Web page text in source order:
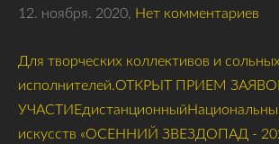
12. ноября. 2020, Нет комментариев
Для творческих коллективов и сольных
исполнителей.ОТКРЫТ ПРИЕМ
искусств «ОСЕННИЙ ЗВЕЗДОПАД -